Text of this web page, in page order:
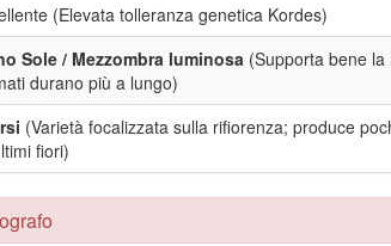
(Elevata tolleranza genetica Kordes)
Sole / Mezzombra luminosa (Supporta bene
durano più a lungo)
(Varietà focalizzata sulla rifiorenza; produce
fiori)